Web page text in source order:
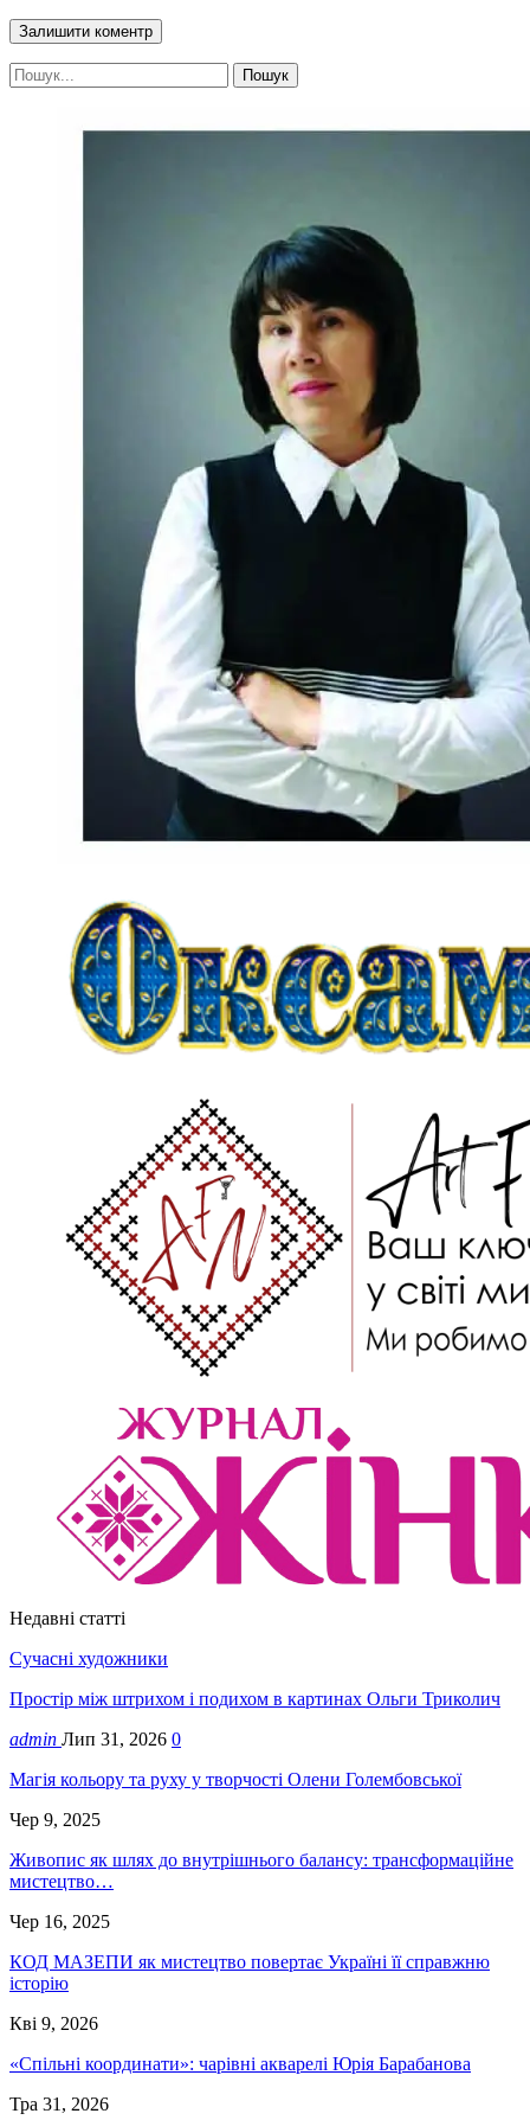
Недавні статті
Сучасні художники
Простір між штрихом і подихом в картинах Ольги Триколич
admin Лип 31, 2026 0
Магія кольору та руху у творчості Олени Голембовської
Чер 9, 2025
Живопис як шлях до внутрішнього балансу: трансформаційне
мистецтво…
Чер 16, 2025
КОД МАЗЕПИ як мистецтво повертає Україні її справжню
історію
Кві 9, 2026
«Спільні координати»: чарівні акварелі Юрія Барабанова
Тра 31, 2026